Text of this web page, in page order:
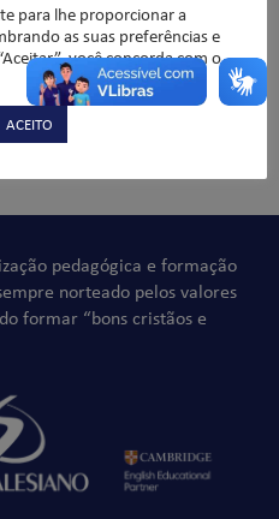
pedagógica e formação
norteado pelos valores
formar “bons cristãos e
para lhe proporcionar a
as suas preferências e
você concorda com o
ACEITO